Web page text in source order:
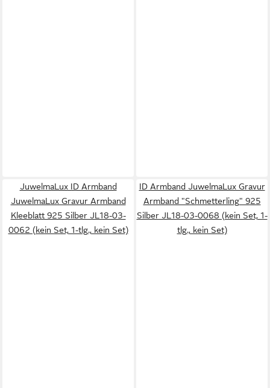
JuwelmaLux ID Armband
JuwelmaLux Gravur Armband
Kleeblatt 925 Silber JL18-03-
0062 (kein Set, 1-tlg., kein Set)
ID Armband JuwelmaLux Gravur
Armband "Schmetterling" 925
Silber JL18-03-0068 (kein Set, 1-
tlg., kein Set)